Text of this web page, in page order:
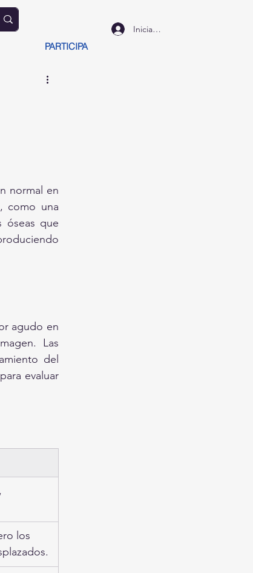
PARTICIPA
Iniciar sesión
normal en
como una
óseas que
agudo en
Las
del
evaluar
los